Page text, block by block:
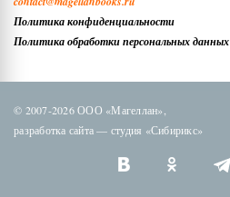
Политика конфиденциальности
Политика обработки персональных данных
© 2007-2026 ООО «Магеллан»,
разработка сайта — студия «Сибирикс»